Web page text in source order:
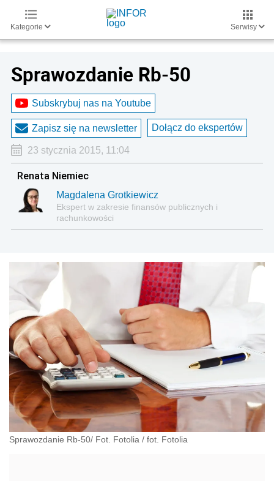
Kategorie Serwisy
Sprawozdanie Rb-50
Subskrybuj nas na Youtube
Zapisz się na newsletter Dołącz do ekspertów
23 stycznia 2015, 11:04
Renata Niemiec
Magdalena Grotkiewicz
Ekspert w zakresie finansów publicznych i
rachunkowości
Sprawozdanie Rb-50/ Fot. Fotolia / fot. Fotolia